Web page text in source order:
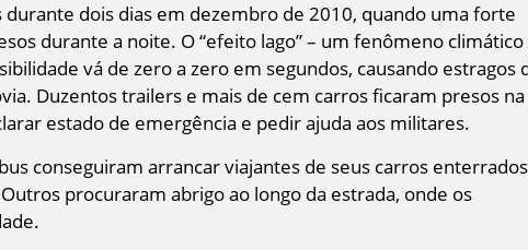
dois dias em dezembro de 2010, quando uma forte
durante a noite. O “efeito lago” – um fenômeno climático
vá de zero a zero em segundos, causando estragos
Duzentos trailers e mais de cem carros ficaram presos na
estado de emergência e pedir ajuda aos militares.
conseguiram arrancar viajantes de seus carros
procuraram abrigo ao longo da estrada, onde os